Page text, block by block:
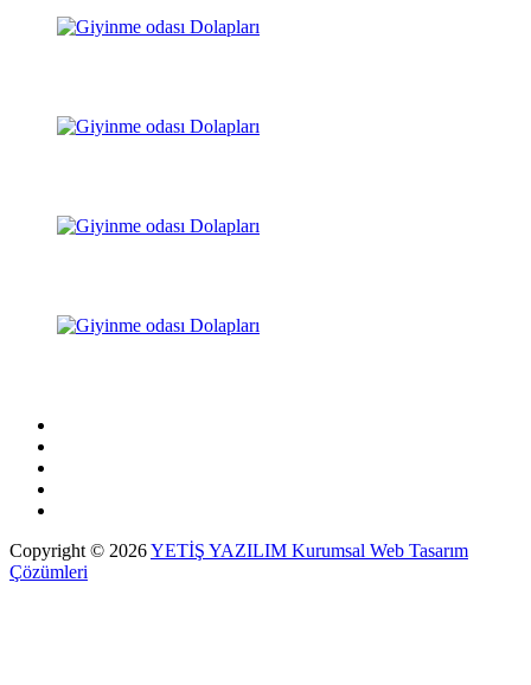
Copyright © 2026YETİŞ YAZILIM Kurumsal Web Tasarım
Çözümleri